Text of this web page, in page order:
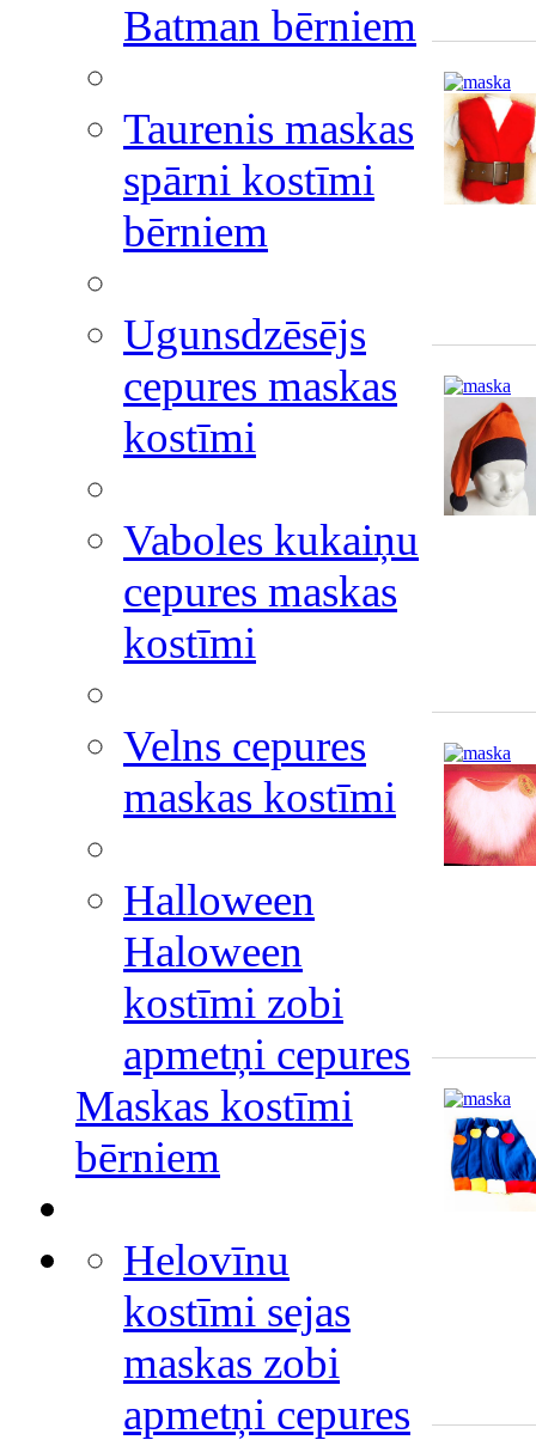
Batman bērniem
Taurenis maskas
spārni kostīmi
bērniem
Ugunsdzēsējs
cepures maskas
kostīmi
Vaboles kukaiņu
cepures maskas
kostīmi
Velns cepures
maskas kostīmi
Halloween
Haloween
kostīmi zobi
apmetņi cepures
Maskas kostīmi
bērniem
Helovīnu
kostīmi sejas
maskas zobi
apmetņi cepures